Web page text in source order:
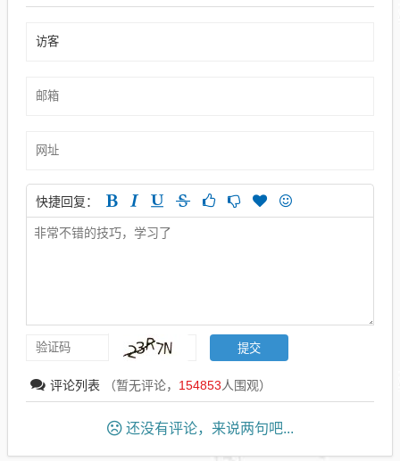
快捷回复：
评论列表 （暂无评论， 154853人围观）
还没有评论，来说两句吧...